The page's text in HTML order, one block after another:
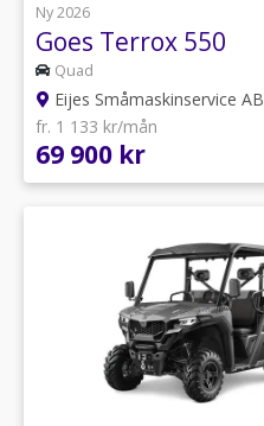
Ny 2026
Goes Terrox 550
Quad
Eijes Småmaskinservice AB
fr. 1 133 kr/mån
69 900 kr